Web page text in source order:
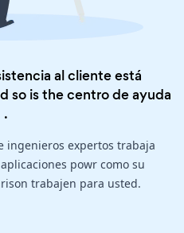
al cliente está
so is thecentro de ayuda
.
ingenieros expertos trabaja
powr como su
trabajen para usted.